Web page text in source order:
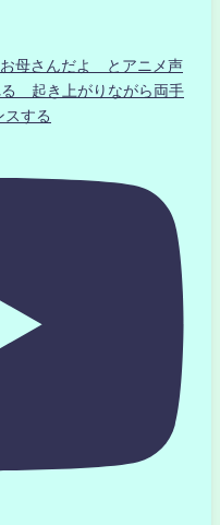
母さんだよ とアニメ声
る 起き上がりながら両手
する